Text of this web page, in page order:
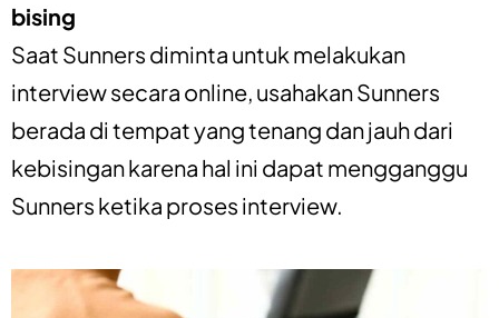
bising
Saat Sunners diminta untuk melakukan
interview secara online, usahakan Sunners
berada di tempat yang tenang dan jauh dari
kebisingan karena hal ini dapat mengganggu
Sunners ketika proses interview.